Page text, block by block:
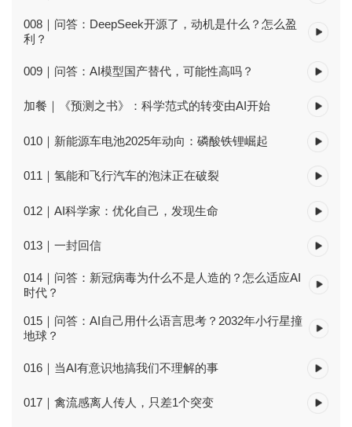
008｜问答：DeepSeek开源了，动机是什么？怎么盈
利？
009｜问答：AI模型国产替代，可能性高吗？
加餐｜《预测之书》：科学范式的转变由AI开始
010｜新能源车电池2025年动向：磷酸铁锂崛起
011｜氢能和飞行汽车的泡沫正在破裂
012｜AI科学家：优化自己，发现生命
013｜一封回信
014｜问答：新冠病毒为什么不是人造的？怎么适应AI
时代？
015｜问答：AI自己用什么语言思考？2032年小行星撞
地球？
016｜当AI有意识地搞我们不理解的事
017｜禽流感离人传人，只差1个突变